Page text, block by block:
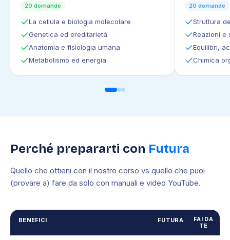
20 domande
La cellula e biologia molecolare
Genetica ed ereditarietà
Anatomia e fisiologia umana
Metabolismo ed energia
20 domande
Struttura
Reazioni e
Equilibri,
Chimica
Perché prepararti con Futura
Quello che ottieni con il nostro corso vs quello che puoi
(provare a) fare da solo con manuali e video YouTube.
BENEFICI FUTURA
FAI DA
TE